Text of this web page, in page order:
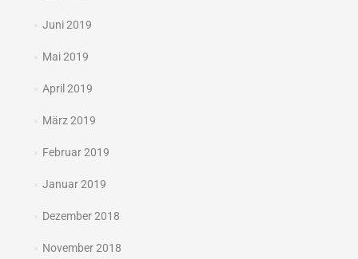
Juni 2019
Mai 2019
April 2019
März 2019
Februar 2019
Januar 2019
Dezember 2018
November 2018